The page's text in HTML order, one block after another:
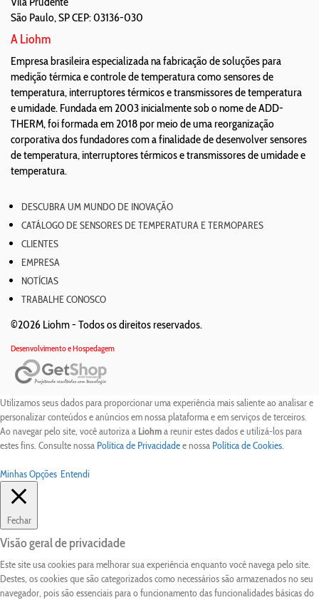
São Paulo,SPCEP: 03136-030
A Liohm
Empresa brasileira especializada na fabricação de soluções para
medição térmica e controle de temperatura como sensores de
temperatura, interruptores térmicos e transmissores de temperatura
e umidade. Fundada em 2003 inicialmente sob o nome de ADD-
THERM, foi formada em 2018 por meio de uma reorganização
corporativa dos fundadores com a finalidade de desenvolver sensores
de temperatura, interruptores térmicos e transmissores de umidade e
temperatura.
DESCUBRA UM MUNDO DE INOVAÇÃO
CATÁLOGO DE SENSORES DE TEMPERATURA E TERMOPARES
CLIENTES
EMPRESA
NOTÍCIAS
TRABALHE CONOSCO
©2026 Liohm - Todos os direitos reservados.
Desenvolvimento e Hospedagem
Utilizamos seus dados para proporcionar uma experiência mais saliente ao analisar e
personalizar conteúdos e anúncios em nossa plataforma e em serviços de terceiros.
Ao navegar pelo site, você autoriza a Liohma reunir estes dados e utilizá-los para
estes fins. Consulte nossa Política de Privacidadee nossa Política de Cookies.
Minhas Opções Entendi
Fechar
Visão geral de privacidade
Este site usa cookies para melhorar sua experiência enquanto você navega pelo site.
Destes, os cookies que são categorizados como necessários são armazenados no seu
navegador, pois são essenciais para o funcionamento das funcionalidades básicas do